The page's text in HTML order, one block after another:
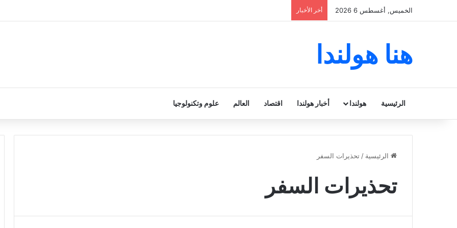
الخميس, أغسطس 6 2026 أخر الأخبار
هنا هولندا
الرئيسية هولندا أخبار هولندا اقتصاد العالم علوم وتكنولوجيا
الرئيسية / تحذيرات السفر
تحذيرات السفر